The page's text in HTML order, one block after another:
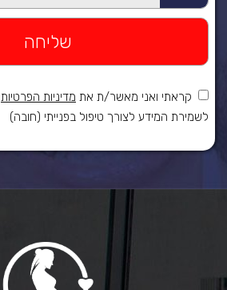
קראתי ואני מאשר/ת את מדיניות הפרטיות
לשמירת המידע לצורך טיפול בפנייתי (חובה)